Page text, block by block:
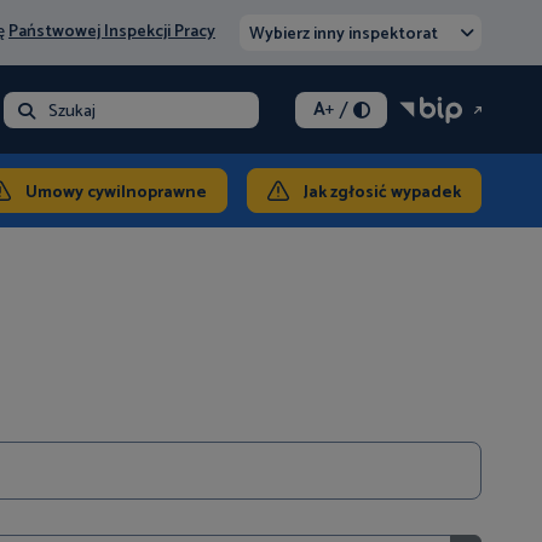
Państwowej Inspekcji Pracy Wybierz inny inspektorat
Szukaj A+/
Umowy cywilnoprawne Jak zgłosić wypadek